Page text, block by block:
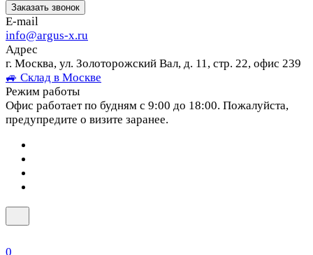
Заказать звонок
E-mail
info@argus-x.ru
Адрес
г. Москва, ул. Золоторожский Вал, д. 11, стр. 22, офис 239
🚙 Склад в Москве
Режим работы
Офис работает по будням с 9:00 до 18:00. Пожалуйста,
предупредите о визите заранее.
0